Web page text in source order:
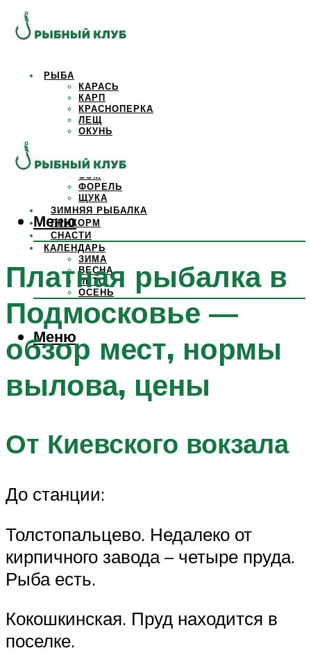
РЫБА
КАРАСЬ
КАРП
КРАСНОПЕРКА
ЛЕЩ
ОКУНЬ
САЗАН
СОМ
ФОРЕЛЬ
ЩУКА
ЗИМНЯЯ РЫБАЛКА
ПРИКОРМ
СНАСТИ
КАЛЕНДАРЬ
ЗИМА
ВЕСНА
ЛЕТО
ОСЕНЬ
Меню
Меню
Платная рыбалка в
Подмосковье —
обзор мест, нормы
вылова, цены
От Киевского вокзала
До станции:
Толстопальцево. Недалеко от
кирпичного завода – четыре пруда.
Рыба есть.
Кокошкинская. Пруд находится в
поселке.